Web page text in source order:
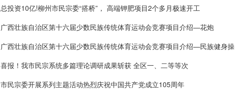
总投资10亿!柳州市民宗委“搭桥”， 高端钾肥项目2个多月极速开工
广西壮族自治区第十六届少数民族传统体育运动会竞赛项目介绍—花炮
广西壮族自治区第十六届少数民族传统体育运动会竞赛项目介绍—民族健身操
喜报！我市民宗系统多篇理论调研成果斩获 全区一、二等等次
市民宗委开展系列主题活动热烈庆祝中国共产党成立105周年